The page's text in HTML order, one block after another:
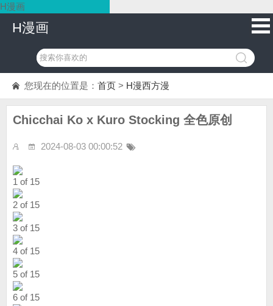
H漫画
H漫画
您现在的位置是： 首页 > H漫西方漫
Chicchai Ko x Kuro Stocking 全色原创
2024-08-03 00:00:52
1 of 15
2 of 15
3 of 15
4 of 15
5 of 15
6 of 15